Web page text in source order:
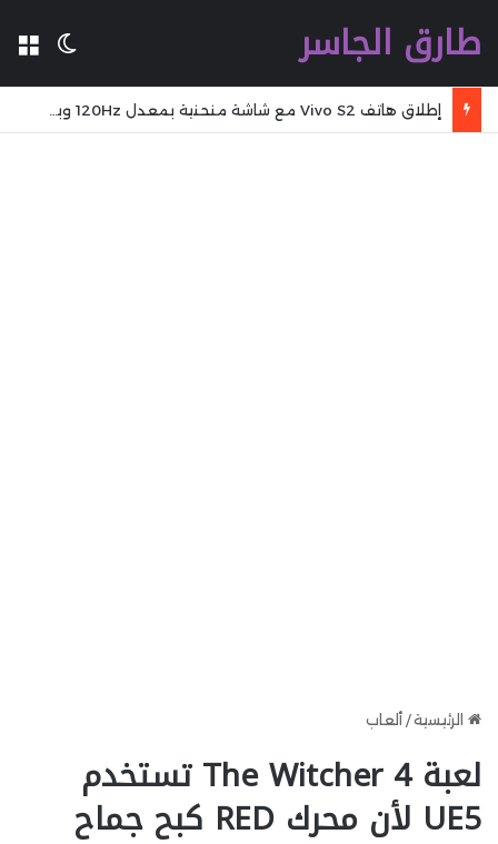
طارق الجاسر
الرئيسية/ ألعاب
لعبة The Witcher 4 تستخدم
UE5 لأن محرك RED كبح جماح